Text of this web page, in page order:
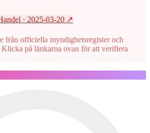
· 2025-03-20 ↗
från officiella myndighetsregister och
Klicka på länkarna ovan för att verifiera